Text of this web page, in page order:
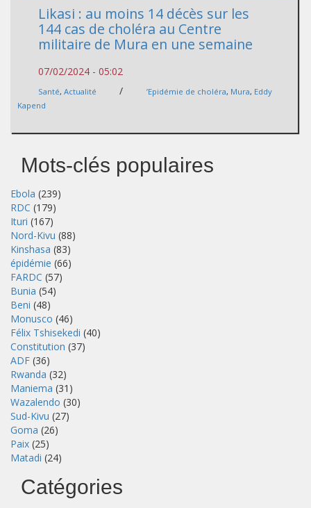
Likasi : au moins 14 décès sur les
144 cas de choléra au Centre
militaire de Mura en une semaine
07/02/2024 - 05:02
Santé, Actualité / ’Epidémie de choléra, Mura, Eddy
Kapend
Mots-clés populaires
Ebola (239)
RDC (179)
Ituri (167)
Nord-Kivu (88)
Kinshasa (83)
épidémie (66)
FARDC (57)
Bunia (54)
Beni (48)
Monusco (46)
Félix Tshisekedi (40)
Constitution (37)
ADF (36)
Rwanda (32)
Maniema (31)
Wazalendo (30)
Sud-Kivu (27)
Goma (26)
Paix (25)
Matadi (24)
Catégories